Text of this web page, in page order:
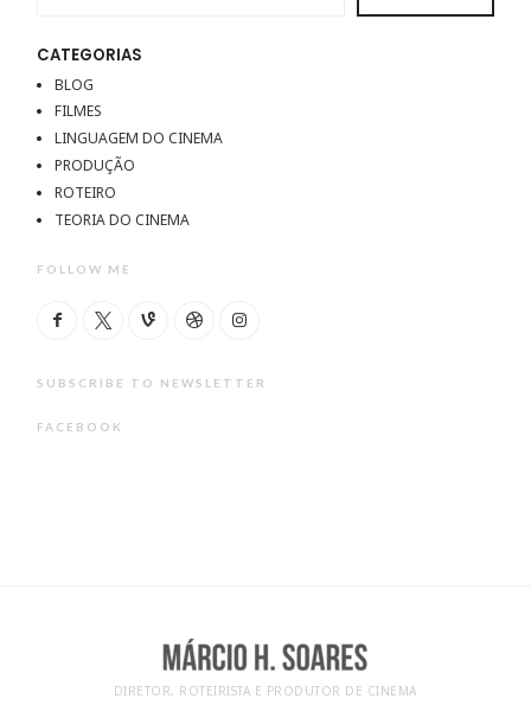
CATEGORIAS
BLOG
FILMES
LINGUAGEM DO CINEMA
PRODUÇÃO
ROTEIRO
TEORIA DO CINEMA
FOLLOW ME
SUBSCRIBE TO NEWSLETTER
FACEBOOK
DIRETOR, ROTEIRISTA E PRODUTOR DE CINEMA